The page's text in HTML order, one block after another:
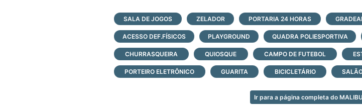
SALA DE JOGOS ZELADOR PORTARIA 24 HORAS
ACESSO DEF.FÍSICOS PLAYGROUND QUADRA POLIESPORTIVA
CHURRASQUEIRA QUIOSQUE CAMPO DE FUTEBOL
PORTEIRO ELETRÔNICO GUARITA BICICLETÁRIO
Ir para a página completa do MALIBU